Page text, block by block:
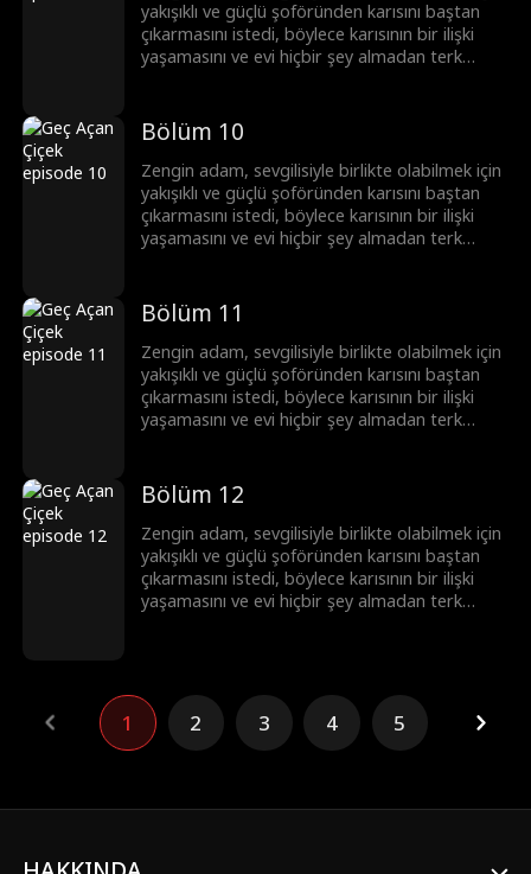
yakışıklı ve güçlü şoföründen karısını baştan
çıkarmasını istedi, böylece karısının bir ilişki
yaşamasını ve evi hiçbir şey almadan terk
sevgilisi ceza aldı. Şoför de ayakları yere
basmanın önemini anladı ve köye geri döndü.
Bölüm 10
Zengin adam, sevgilisiyle birlikte olabilmek için
yakışıklı ve güçlü şoföründen karısını baştan
çıkarmasını istedi, böylece karısının bir ilişki
yaşamasını ve evi hiçbir şey almadan terk
sevgilisi ceza aldı. Şoför de ayakları yere
basmanın önemini anladı ve köye geri döndü.
Bölüm 11
Zengin adam, sevgilisiyle birlikte olabilmek için
yakışıklı ve güçlü şoföründen karısını baştan
çıkarmasını istedi, böylece karısının bir ilişki
yaşamasını ve evi hiçbir şey almadan terk
sevgilisi ceza aldı. Şoför de ayakları yere
basmanın önemini anladı ve köye geri döndü.
Bölüm 12
Zengin adam, sevgilisiyle birlikte olabilmek için
yakışıklı ve güçlü şoföründen karısını baştan
çıkarmasını istedi, böylece karısının bir ilişki
yaşamasını ve evi hiçbir şey almadan terk
basmanın önemini anladı ve köye geri döndü.
1 2 3 4 5